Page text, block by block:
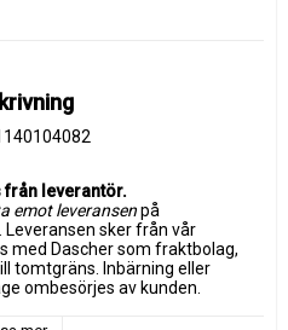
leverantör.
emot leveransen på
sker från vår
med Dascher som fraktbolag,
tomtgräns. Inbärning eller
ombesörjes av kunden.